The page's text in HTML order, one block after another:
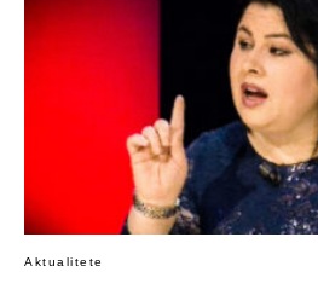
Aktualitete